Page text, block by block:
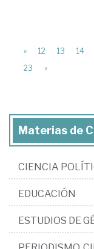
« 12 13 14
23
»
Materias de
CIENCIA
EDUCACIÓN
ESTUDIOS DE